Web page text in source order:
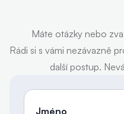
Máte otázky nebo
Rádi si s vámi nezávazně
další postup.
Jméno